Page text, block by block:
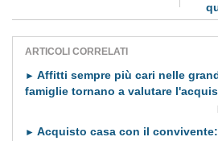
ARTICOLI CORRELATI
► Affitti sempre più cari nelle
famiglie tornano a valutare
► Acquisto casa con il